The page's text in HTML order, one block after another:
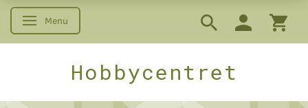
Skifte navigation
Menu
Hobbycentret